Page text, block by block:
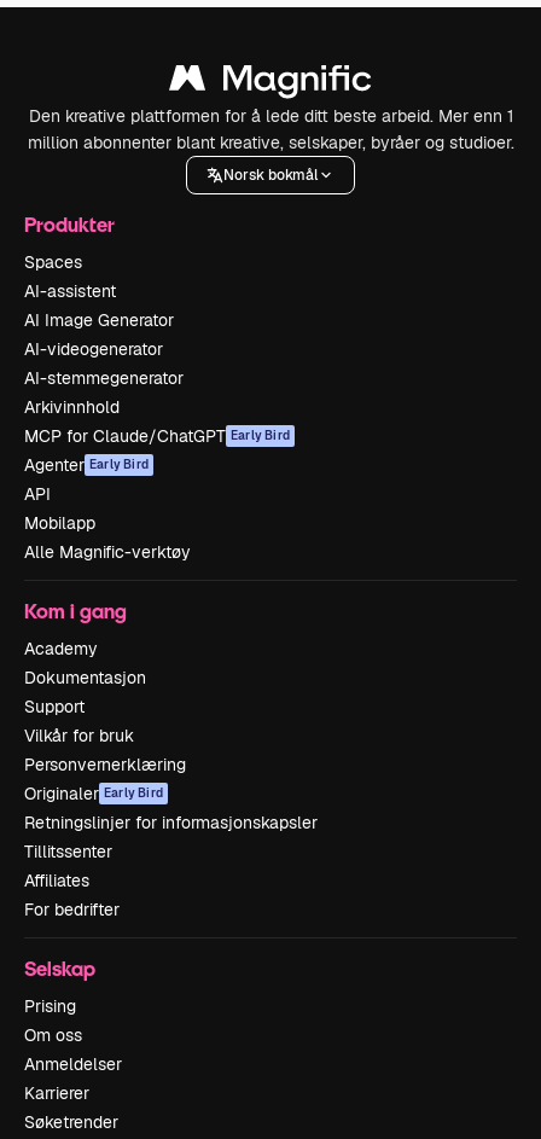
Den kreative plattformen for å lede ditt beste arbeid. Mer enn 1
million abonnenter blant kreative, selskaper, byråer og studioer.
Norsk bokmål
Produkter
Spaces
AI-assistent
AI Image Generator
AI-videogenerator
AI-stemmegenerator
Arkivinnhold
MCP for Claude/ChatGPT Early Bird
Agenter Early Bird
API
Mobilapp
Alle Magnific-verktøy
Kom i gang
Academy
Dokumentasjon
Support
Vilkår for bruk
Personvernerklæring
Originaler Early Bird
Retningslinjer for informasjonskapsler
Tillitssenter
Affiliates
For bedrifter
Selskap
Prising
Om oss
Anmeldelser
Karrierer
Søketrender